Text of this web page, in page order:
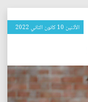
الأثنين 10 كانون الثاني 2022